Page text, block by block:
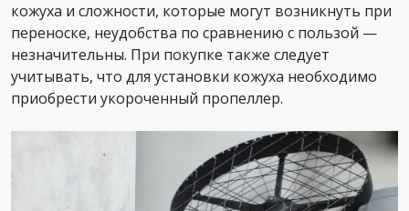
кожуха и сложности, которые могут возникнуть при
переноске, неудобства по сравнению с пользой —
незначительны. При покупке также следует
учитывать, что для установки кожуха необходимо
приобрести укороченный пропеллер.